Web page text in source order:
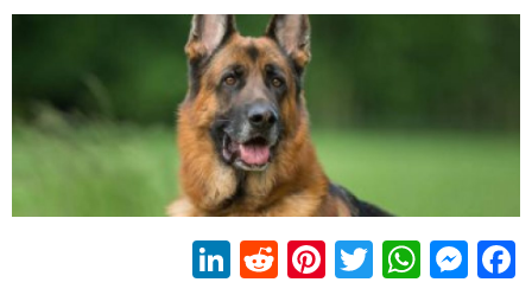
Facebook
Messenger
WhatsApp
Twitter
Pinterest
Reddit